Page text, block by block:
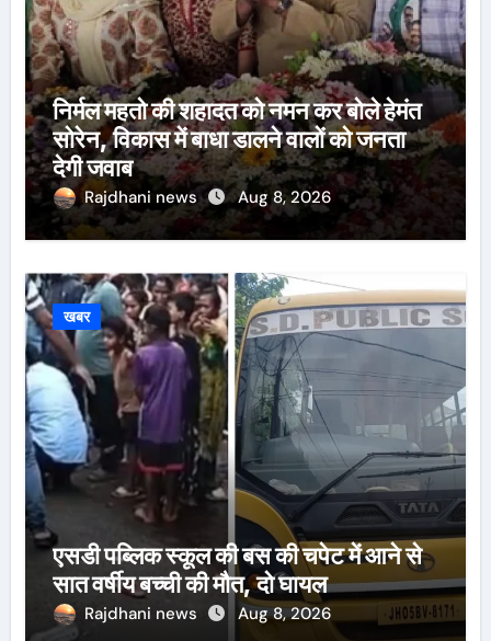
निर्मल महतो की शहादत को नमन कर बोले हेमंत
सोरेन, विकास में बाधा डालने वालों को जनता
देगी जवाब
Rajdhani news Aug 8, 2026
खबर
एसडी पब्लिक स्कूल की बस की चपेट में आने से
सात वर्षीय बच्ची की मौत, दो घायल
Rajdhani news Aug 8, 2026